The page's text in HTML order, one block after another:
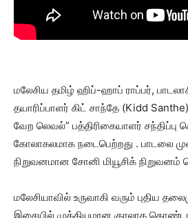
மலேசிய தமிழ் ஹிப்-ஹாப் ராப்பர்,
தயாரிப்பாளர் கிட் சாந்தே (Kidd
வேற லெவல்” பத்திரிகையாளர்
கோலாகலமாக நடைபெற்றது . பாடலை
நிறுவனமான சோனி மியூசிக் நிறுவனம்
மலேசியாவில் உருவாகி வரும் புதிய
இசையில் முக்கியமான குரலாக